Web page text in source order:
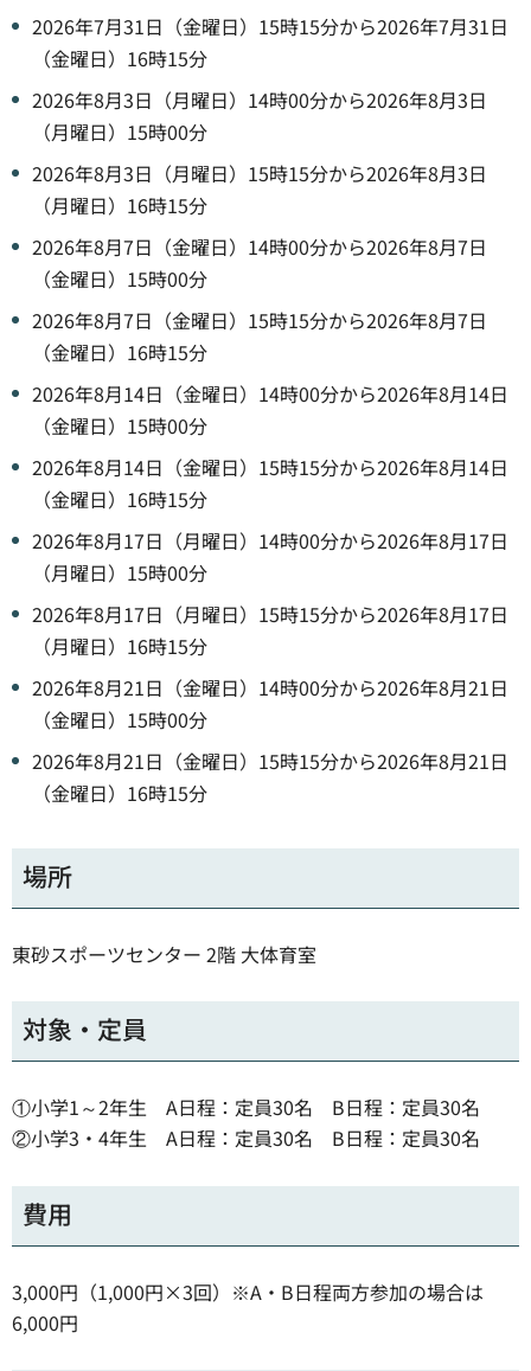
2026年7月31日（金曜日）15時15分から2026年7月31日
（金曜日）16時15分
2026年8月3日（月曜日）14時00分から2026年8月3日
（月曜日）15時00分
2026年8月3日（月曜日）15時15分から2026年8月3日
（月曜日）16時15分
2026年8月7日（金曜日）14時00分から2026年8月7日
（金曜日）15時00分
2026年8月7日（金曜日）15時15分から2026年8月7日
（金曜日）16時15分
2026年8月14日（金曜日）14時00分から2026年8月14日
（金曜日）15時00分
2026年8月14日（金曜日）15時15分から2026年8月14日
（金曜日）16時15分
2026年8月17日（月曜日）14時00分から2026年8月17日
（月曜日）15時00分
2026年8月17日（月曜日）15時15分から2026年8月17日
（月曜日）16時15分
2026年8月21日（金曜日）14時00分から2026年8月21日
（金曜日）15時00分
2026年8月21日（金曜日）15時15分から2026年8月21日
（金曜日）16時15分
場所
東砂スポーツセンター 2階 大体育室
対象・定員
①小学1～2年生 A日程：定員30名 B日程：定員30名
②小学3・4年生 A日程：定員30名 B日程：定員30名
費用
3,000円（1,000円×3回）※A・B日程両方参加の場合は
6,000円